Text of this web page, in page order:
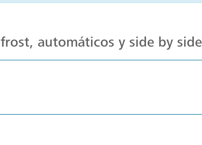
automáticos y side by side